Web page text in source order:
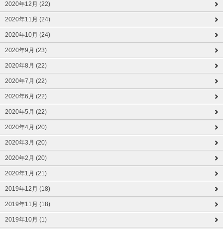
2020年12月 (22)
2020年11月 (24)
2020年10月 (24)
2020年9月 (23)
2020年8月 (22)
2020年7月 (22)
2020年6月 (22)
2020年5月 (22)
2020年4月 (20)
2020年3月 (20)
2020年2月 (20)
2020年1月 (21)
2019年12月 (18)
2019年11月 (18)
2019年10月 (1)